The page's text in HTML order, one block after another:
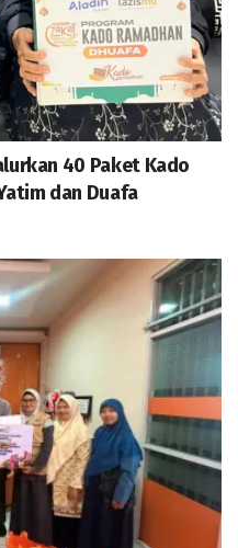
40 Paket Kado
dan Duafa